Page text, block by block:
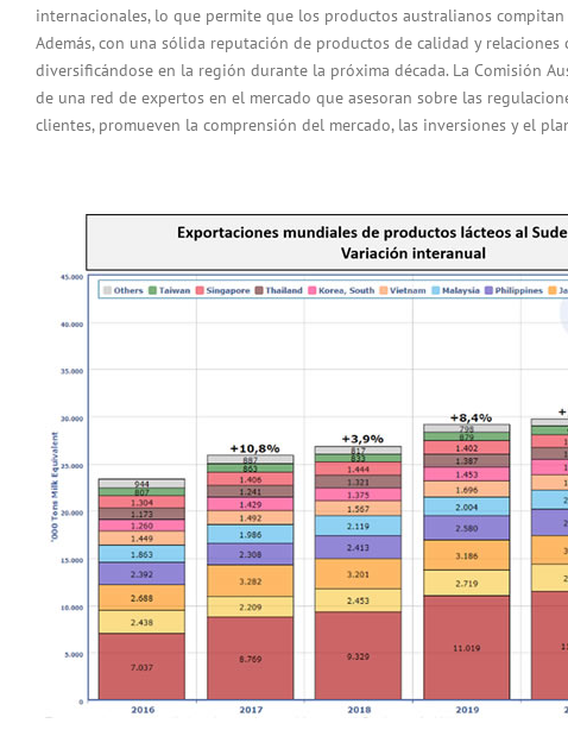
internacionales, lo que permite que los productos australianos
Además, con una sólida reputación de productos de calidad y
diversificándose en la región durante la próxima década. La Comisión
de una red de expertos en el mercado que asesoran sobre las
clientes, promueven la comprensión del mercado, las inversiones y el